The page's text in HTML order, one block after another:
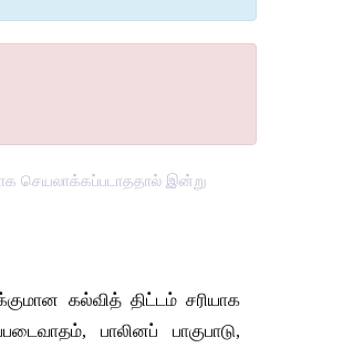
செயலாக்கப்படாததால் இன்று
கல்வித் திட்டம் சரியாக
, பாலினப் பாகுபாடு